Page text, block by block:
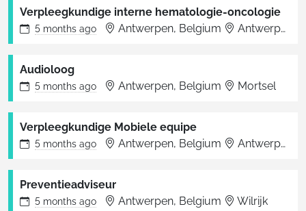
Verpleegkundige interne hematologie-oncologie
5 months ago Antwerpen, Belgium Antwerpen
Audioloog
5 months ago Antwerpen, Belgium Mortsel
Verpleegkundige Mobiele equipe
5 months ago Antwerpen, Belgium Antwerpen
Preventieadviseur
5 months ago Antwerpen, Belgium Wilrijk